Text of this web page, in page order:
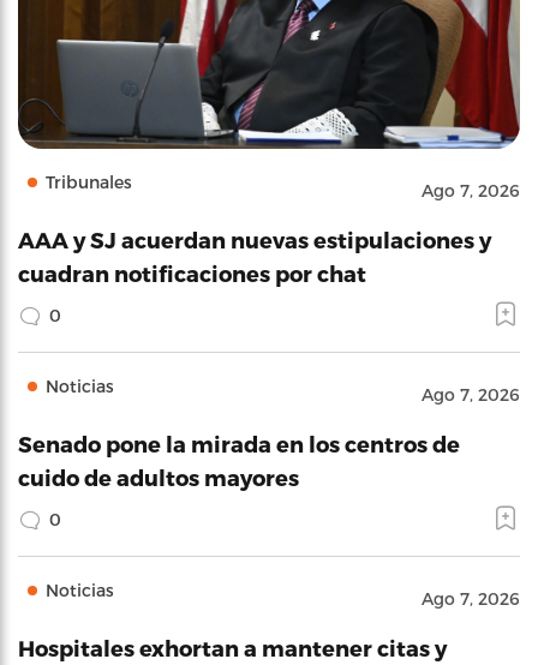
Tribunales Ago 7, 2026
AAA y SJ acuerdan nuevas estipulaciones y
cuadran notificaciones por chat
0
Noticias Ago 7, 2026
Senado pone la mirada en los centros de
cuido de adultos mayores
0
Noticias Ago 7, 2026
Hospitales exhortan a mantener citas y